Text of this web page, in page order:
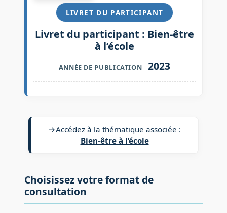
LIVRET DU PARTICIPANT
Livret du participant : Bien-être
à l’école
ANNÉE DE PUBLICATION 2023
→Accédez à la thématique associée :
Bien-être à l’école
Choisissez votre format de
consultation